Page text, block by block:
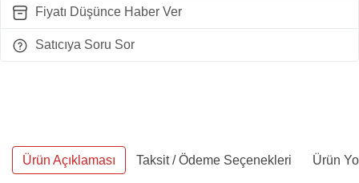
Fiyatı Düşünce Haber Ver
Satıcıya Soru Sor
Ürün Açıklaması Taksit / Ödeme Seçenekleri Ürün